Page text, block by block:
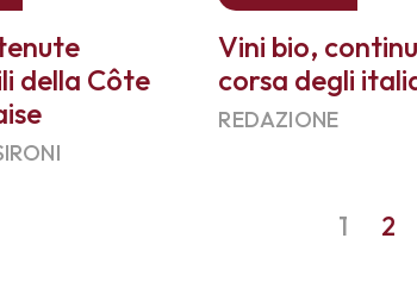
della Côte
Vini bio,
corsa degli
REDAZIONE
1 2